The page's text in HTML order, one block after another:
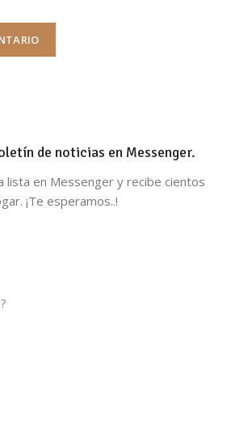
de noticias en Messenger.
lista en Messenger y recibe cientos
¡Te esperamos..!